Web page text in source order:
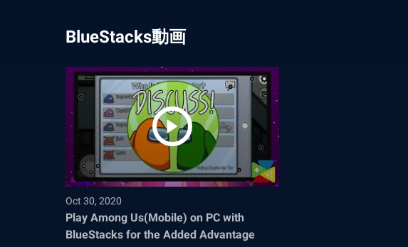
BlueStacks動画
Oct 30, 2020
Play Among Us(Mobile) on PC with
BlueStacks for the Added Advantage